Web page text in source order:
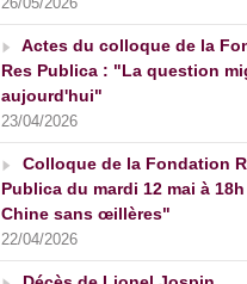
Actes du colloque de la
Res Publica : "La question
aujourd'hui"
23/04/2026
Colloque de la Fondation
Publica du mardi 12 mai à
Chine sans œillères"
22/04/2026